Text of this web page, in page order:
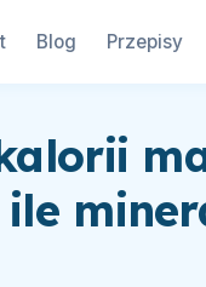
Blog Przepisy